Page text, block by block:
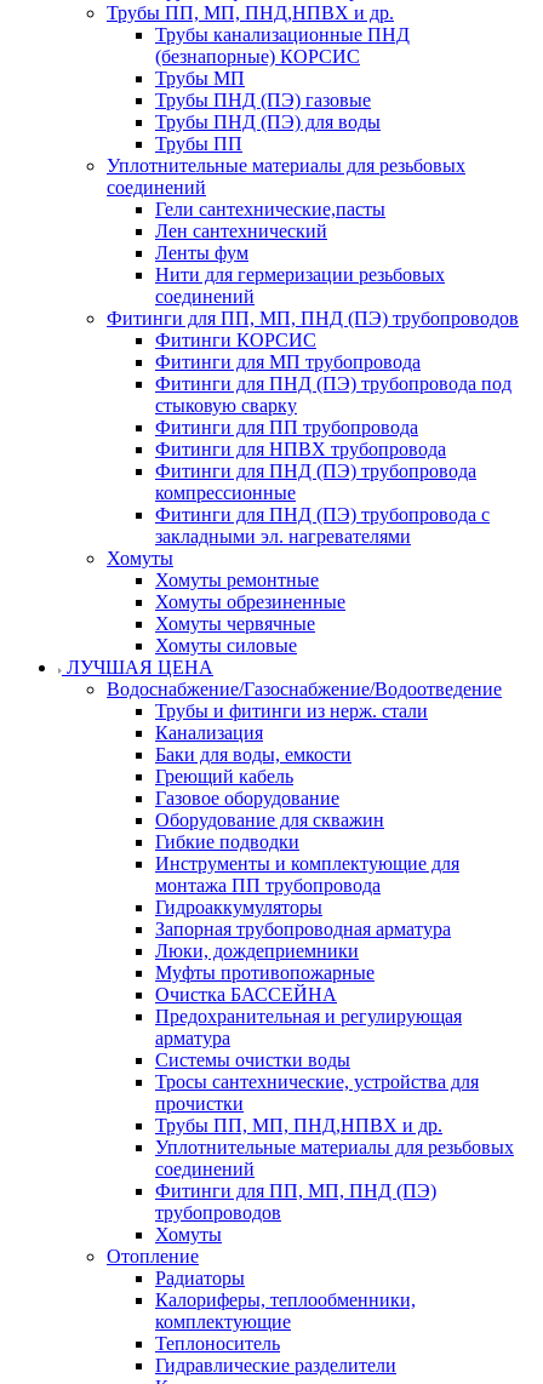
Трубы ПП, МП, ПНД,НПВХ и др.
Трубы канализационные ПНД
(безнапорные) КОРСИС
Трубы МП
Трубы ПНД (ПЭ) газовые
Трубы ПНД (ПЭ) для воды
Трубы ПП
Уплотнительные материалы для резьбовых
соединений
Гели сантехнические,пасты
Лен сантехнический
Ленты фум
Нити для гермеризации резьбовых
соединений
Фитинги для ПП, МП, ПНД (ПЭ) трубопроводов
Фитинги КОРСИС
Фитинги для МП трубопровода
Фитинги для ПНД (ПЭ) трубопровода под
стыковую сварку
Фитинги для ПП трубопровода
Фитинги для НПВХ трубопровода
Фитинги для ПНД (ПЭ) трубопровода
компрессионные
Фитинги для ПНД (ПЭ) трубопровода с
закладными эл. нагревателями
Хомуты
Хомуты ремонтные
Хомуты обрезиненные
Хомуты червячные
Хомуты силовые
ЛУЧШАЯ ЦЕНА
Водоснабжение/Газоснабжение/Водоотведение
Трубы и фитинги из нерж. стали
Канализация
Баки для воды, емкости
Греющий кабель
Газовое оборудование
Оборудование для скважин
Гибкие подводки
Инструменты и комплектующие для
монтажа ПП трубопровода
Гидроаккумуляторы
Запорная трубопроводная арматура
Люки, дождеприемники
Муфты противопожарные
Очистка БАССЕЙНА
Предохранительная и регулирующая
арматура
Системы очистки воды
Тросы сантехнические, устройства для
прочистки
Трубы ПП, МП, ПНД,НПВХ и др.
Уплотнительные материалы для резьбовых
соединений
Фитинги для ПП, МП, ПНД (ПЭ)
трубопроводов
Хомуты
Отопление
Радиаторы
Калориферы, теплообменники,
комплектующие
Теплоноситель
Гидравлические разделители